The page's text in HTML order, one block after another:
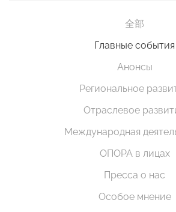
全部
Главные события
Анонсы
Региональное
Отраслевое
Международная
ОПОРА в лицах
Пресса о нас
Особое мнение